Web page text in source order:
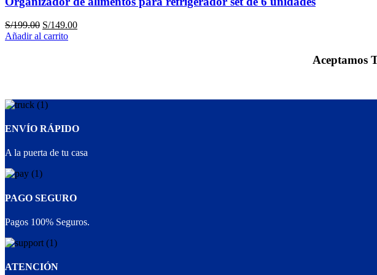
S/199.00 S/149.00
Añadir al carrito
Aceptamos
ENVÍO RÁPIDO
A la puerta de tu casa
PAGO SEGURO
Pagos 100% Seguros.
ATENCIÓN